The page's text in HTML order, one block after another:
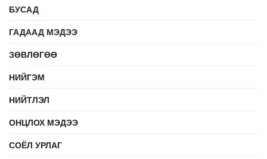
БУСАД
ГАДААД МЭДЭЭ
ЗӨВЛӨГӨӨ
НИЙГЭМ
НИЙТЛЭЛ
ОНЦЛОХ МЭДЭЭ
СОЁЛ УРЛАГ